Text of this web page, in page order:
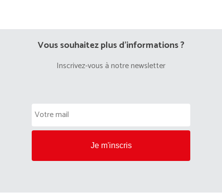
Vous souhaitez plus d’informations ?
Inscrivez-vous à notre newsletter